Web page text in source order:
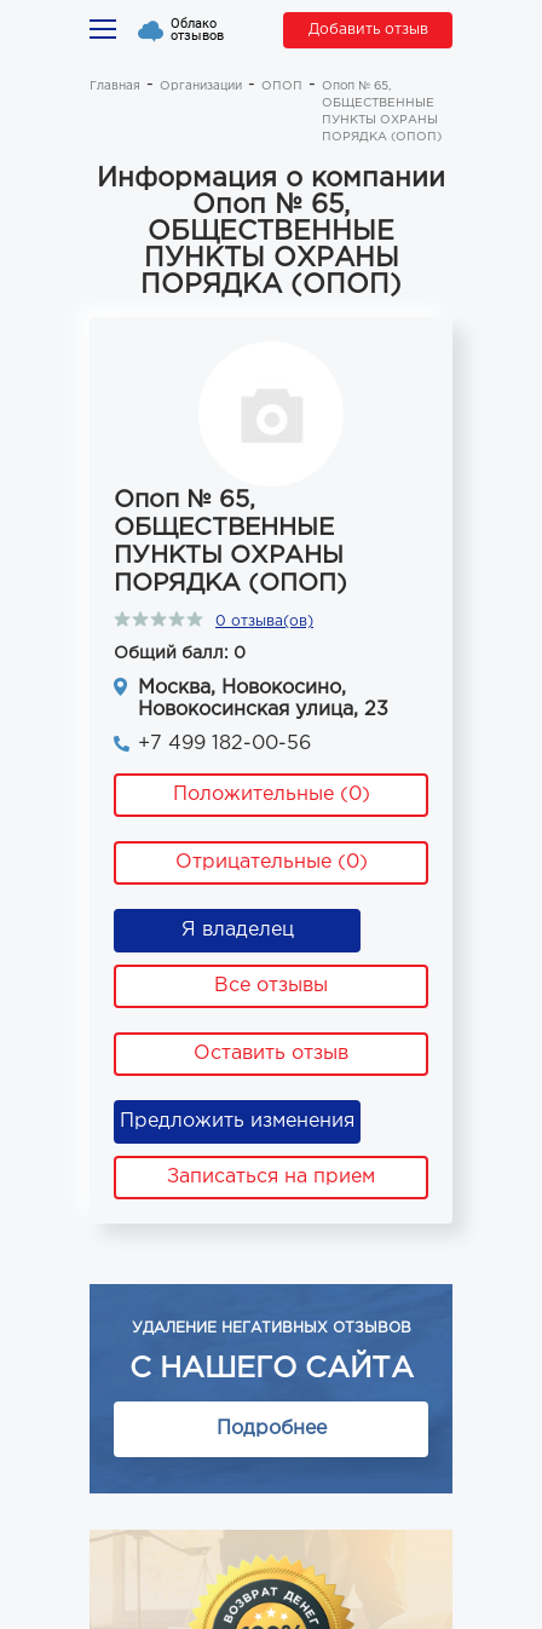
Облако
отзывов Добавить отзыв
Главная Организации ОПОП
Опоп № 65,
ОБЩЕСТВЕННЫЕ
ПУНКТЫ ОХРАНЫ
ПОРЯДКА (ОПОП)
Информация о компании
Опоп № 65,
ОБЩЕСТВЕННЫЕ
ПУНКТЫ ОХРАНЫ
ПОРЯДКА (ОПОП)
Опоп № 65,
ОБЩЕСТВЕННЫЕ
ПУНКТЫ ОХРАНЫ
ПОРЯДКА (ОПОП)
0 отзыва(ов)
Общий балл: 0
Москва, Новокосино,
Новокосинская улица, 23
+7 499 182-00-56
Положительные (0)
Отрицательные (0)
Я владелец
Все отзывы
Оставить отзыв
Предложить изменения
Записаться на прием
УДАЛЕНИЕ НЕГАТИВНЫХ ОТЗЫВОВ
С НАШЕГО САЙТА
Подробнее